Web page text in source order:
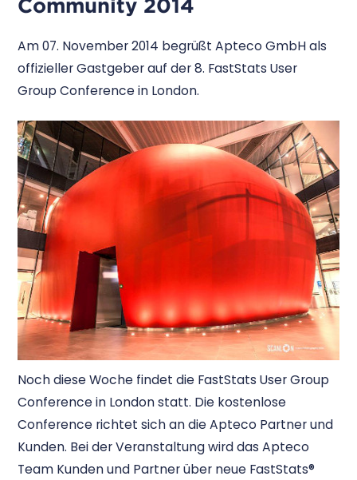
Community 2014
Am 07. November 2014 begrüßt Apteco GmbH als
offizieller Gastgeber auf der 8. FastStats User
Group Conference in London.
Noch diese Woche findet die FastStats User Group
Conference in London statt. Die kostenlose
Conference richtet sich an die Apteco Partner und
Kunden. Bei der Veranstaltung wird das Apteco
Team Kunden und Partner über neue FastStats®